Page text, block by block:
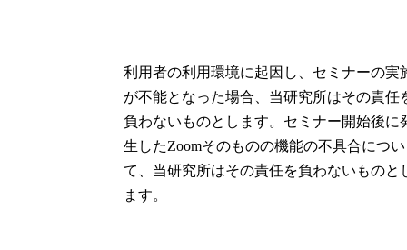
利用者の利用環境に起因し、セミナーの実
が不能となった場合、当研究所はその責任
負わないものとします。セミナー開始後に
生したZoomそのものの機能の不具合につい
て、当研究所はその責任を負わないものと
ます。